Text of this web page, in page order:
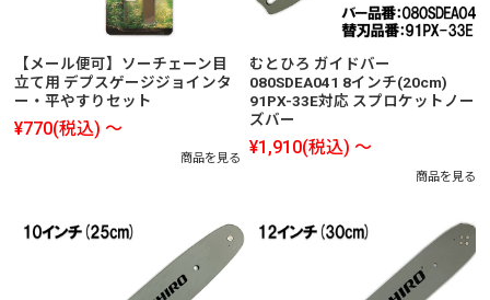
【メール便可】ソーチェーン目
立て用 デプスゲージジョインタ
ー・平やすりセット
¥770(税込) ～
商品を見る
むとひろ ガイドバー
080SDEA041 8インチ(20cm)
91PX-33E対応 スプロケットノー
ズバー
¥1,910(税込) ～
商品を見る